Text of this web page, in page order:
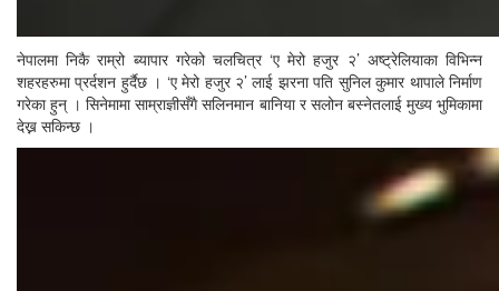
नेपालमा निकै राम्रो ब्यापार गरेको चलचित्र ‘ए मेरो हजुर २’ अष्ट्रेलियाका विभिन्न
शहरहरुमा प्रर्दशन हुर्दैछ । ‘ए मेरो हजुर २’ लाई झरना पति सुनिल कुमार थापाले निर्माण
गरेका हुन् । सिनेमामा साम्राज्ञीसँगै सलिनमान बानिया र सलोन बस्नेतलाई मुख्य भुमिकामा
देख्न सकिन्छ ।